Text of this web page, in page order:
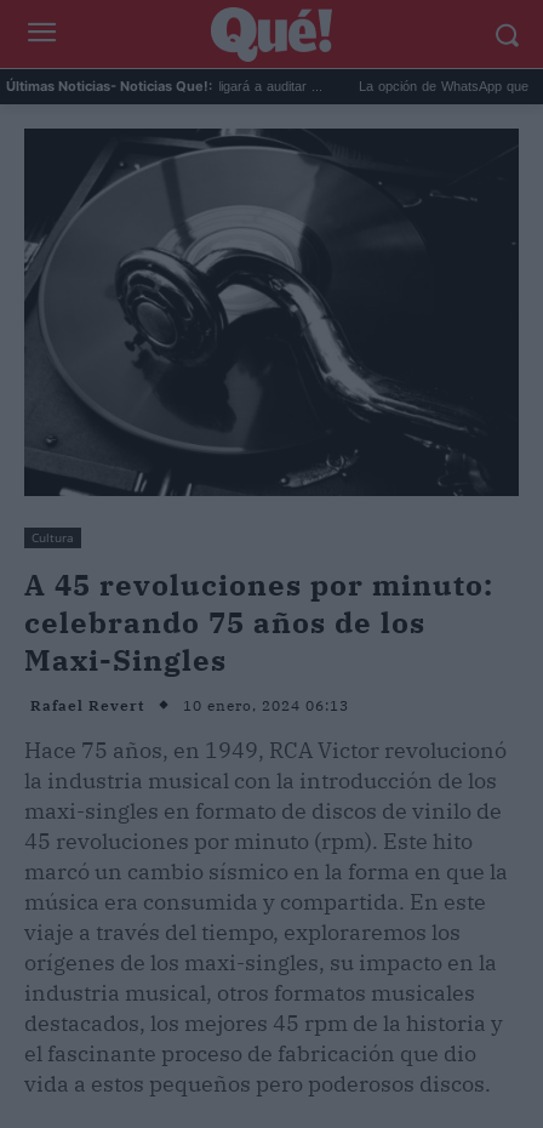
Últimas Noticias- Noticias Que!:
la Ley Rider que obligará a auditar ... La opción de WhatsApp que debes
Cultura
A 45 revoluciones por minuto:
celebrando 75 años de los
Maxi-Singles
Rafael Revert 10 enero, 2024 06:13
Hace 75 años, en 1949, RCA Victor revolucionó
la industria musical con la introducción de los
maxi-singles en formato de discos de vinilo de
45 revoluciones por minuto (rpm). Este hito
marcó un cambio sísmico en la forma en que la
música era consumida y compartida. En este
viaje a través del tiempo, exploraremos los
orígenes de los maxi-singles, su impacto en la
industria musical, otros formatos musicales
destacados, los mejores 45 rpm de la historia y
el fascinante proceso de fabricación que dio
vida a estos pequeños pero poderosos discos.